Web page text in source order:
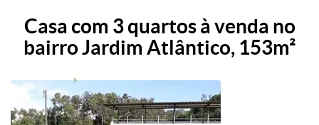
Casa com 3 quartos à venda no
bairro Jardim Atlântico, 153m²